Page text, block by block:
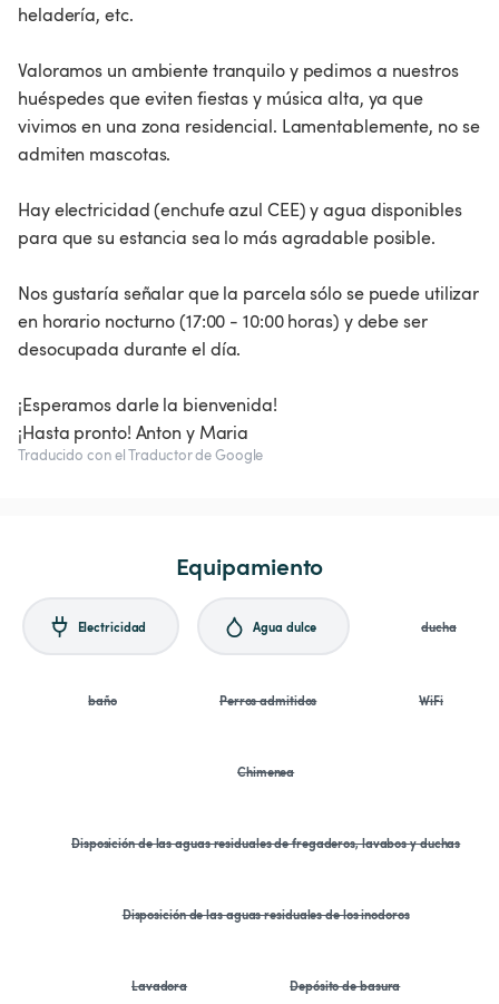
heladería, etc.
Valoramos un ambiente tranquilo y pedimos a nuestros
huéspedes que eviten fiestas y música alta, ya que
vivimos en una zona residencial. Lamentablemente, no se
admiten mascotas.
Hay electricidad (enchufe azul CEE) y agua disponibles
para que su estancia sea lo más agradable posible.
Nos gustaría señalar que la parcela sólo se puede utilizar
en horario nocturno (17:00 - 10:00 horas) y debe ser
desocupada durante el día.
¡Esperamos darle la bienvenida!
¡Hasta pronto! Anton y Maria
Traducido con el Traductor de Google
Equipamiento
Electricidad Agua dulce ducha
baño Perros admitidos WiFi
Chimenea
Disposición de las aguas residuales de fregaderos, lavabos y duchas
Disposición de las aguas residuales de los inodoros
Lavadora Depósito de basura